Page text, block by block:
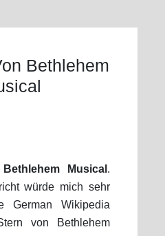
Bethlehem
Musical .
würde mich sehr
German Wikipedia
von Bethlehem